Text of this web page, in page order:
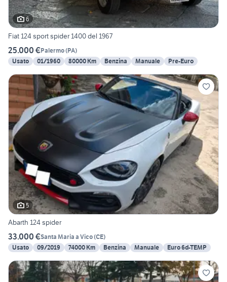
6
Fiat 124 sport spider 1400 del 1967
25.000 €Palermo(PA)
Usato
01/1960 80000 Km Benzina Manuale Pre-Euro
5
Abarth 124 spider
33.000 €Santa Maria a Vico(CE)
Usato
09/2019 74000 Km Benzina Manuale Euro 6d-TEMP